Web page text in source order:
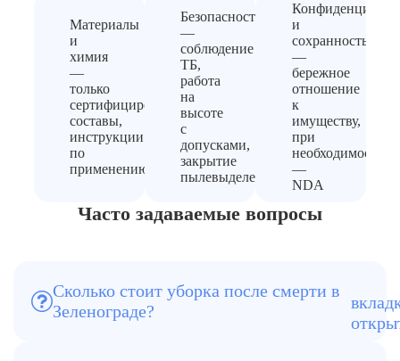
Материалы
и
химия
—
только
сертифицированные
составы,
инструкции
по
применению
Безопасность
—
соблюдение
ТБ,
работа
на
высоте
с
допусками,
закрытие
пылевыделения
и
сохранность
—
бережное
отношение
к
имуществу,
при
необходимости
—
NDA
Часто задаваемые вопросы
Сколько стоит уборка после смерти в
Зеленограде?
Цена зависит от площади квартиры,
степени загрязнения, наличия мебели и
времени, прошедшего после смерти.